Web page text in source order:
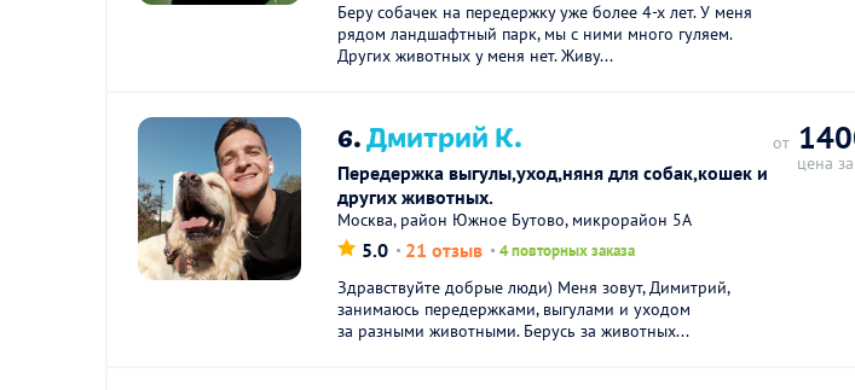
Беру собачек на передержку уже более 4-х лет. У меня
рядом ландшафтный парк, мы с ними много гуляем.
Других животных у меня нет. Живу...
6.Дмитрий К.
Передержка выгулы,уход,няня для собак,кошек и
других животных.
Москва, район Южное Бутово, микрорайон 5А
5.0 21 отзыв 4 повторных заказа
Здравствуйте добрые люди) Меня зовут, Димитрий,
занимаюсь передержками, выгулами и уходом
за разными животными. Берусь за животных...
от
цена